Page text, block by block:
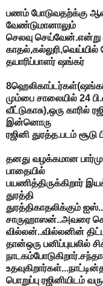
பணம் போடுவதற்க்கு
வேண்டுமானாலும்
செலவு செய்வேன்.என்று
தயாரிப்பாளர் ஷங்கர்
மும்பை சாலையில் 24
வீட்டுகாசு),ஒரு காரில்
இன்னொரு
ரஜினி துரத்த.படம் சூடு
தனது வழக்கமான
பாதையில்
பயணித்திருக்கிறார்
துரத்தி
துரத்திகாதலிக்கும்
சாருஹாஸன்..அவரை
வில்லன்..வில்லனின்
தான்ஒரு பனிப்புயலில்
பொறுப்பு ரஜினியிடம்